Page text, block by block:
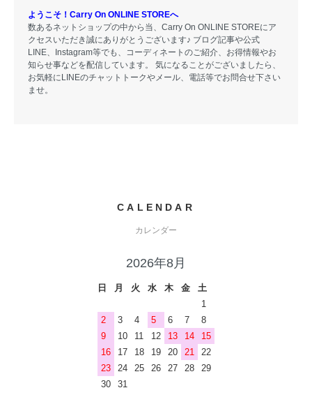
ようこそ！Carry On ONLINE STOREへ
数あるネットショップの中から当、Carry On ONLINE STOREにア
クセスいただき誠にありがとうございます♪ ブログ記事や公式
LINE、Instagram等でも、コーディネートのご紹介、お得情報やお
知らせ事などを配信しています。 気になることがございましたら、
お気軽にLINEのチャットトークやメール、電話等でお問合せ下さい
ませ。
CALENDAR
カレンダー
2026年8月
日 月 火 水 木 金
土
1
2
3 4 5 6 7
8
9
10 11 12 13 14
15
16
17 18 19 20 21
22
23
24 25 26 27 28
29
30
31